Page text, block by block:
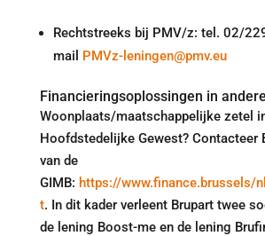
Rechtstreeks bij PMV/z: tel. 02/
mail PMVz-leningen@pmv.eu
Financieringsoplossingen in
Woonplaats/maatschappelijke zetel
Hoofdstedelijke Gewest? Contacteer
van de
GIMB: https://www.finance.brussels/
t. In dit kader verleent Brupart twee
de lening Boost-me en de lening